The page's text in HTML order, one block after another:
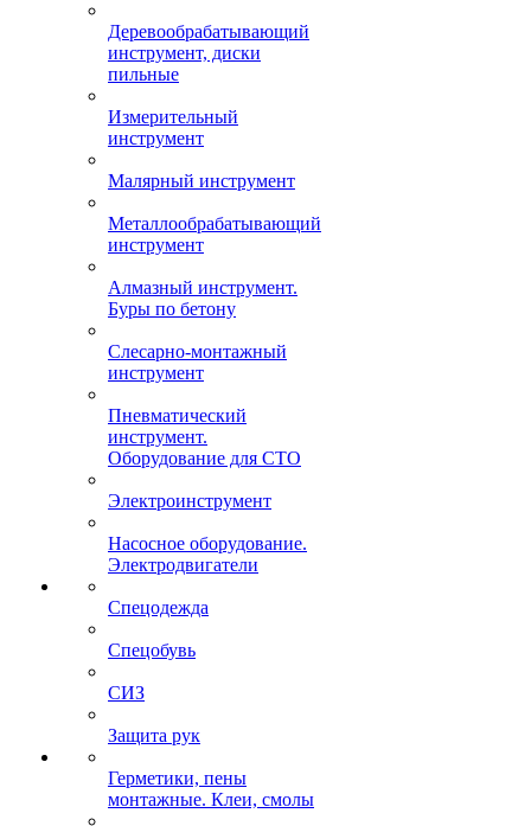
Деревообрабатывающий
инструмент, диски
пильные
Измерительный
инструмент
Малярный инструмент
Металлообрабатывающий
инструмент
Алмазный инструмент.
Буры по бетону
Слесарно-монтажный
инструмент
Пневматический
инструмент.
Оборудование для СТО
Электроинструмент
Насосное оборудование.
Электродвигатели
Спецодежда
Спецобувь
СИЗ
Защита рук
Герметики, пены
монтажные. Клеи, смолы